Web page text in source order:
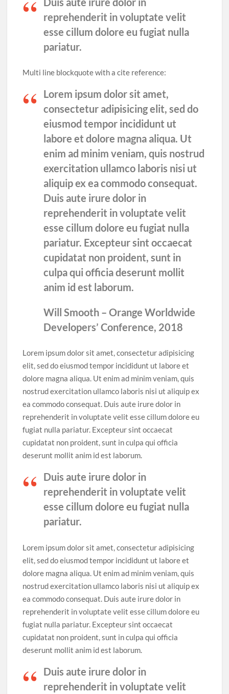
reprehenderit in voluptate velit
esse cillum dolore eu fugiat nulla
pariatur.
Multi line blockquote with a cite reference:
Lorem ipsum dolor sit amet,
consectetur adipisicing elit, sed do
eiusmod tempor incididunt ut
labore et dolore magna aliqua. Ut
enim ad minim veniam, quis nostrud
exercitation ullamco laboris nisi ut
aliquip ex ea commodo consequat.
Duis aute irure dolor in
reprehenderit in voluptate velit
esse cillum dolore eu fugiat nulla
pariatur. Excepteur sint occaecat
cupidatat non proident, sunt in
culpa qui officia deserunt mollit
anim id est laborum.
Will Smooth – Orange Worldwide
Developers’ Conference, 2018
Lorem ipsum dolor sit amet, consectetur adipisicing
elit, sed do eiusmod tempor incididunt ut labore et
dolore magna aliqua. Ut enim ad minim veniam, quis
nostrud exercitation ullamco laboris nisi ut aliquip ex
ea commodo consequat. Duis aute irure dolor in
reprehenderit in voluptate velit esse cillum dolore eu
fugiat nulla pariatur. Excepteur sint occaecat
cupidatat non proident, sunt in culpa qui officia
deserunt mollit anim id est laborum.
Duis aute irure dolor in
reprehenderit in voluptate velit
esse cillum dolore eu fugiat nulla
pariatur.
Lorem ipsum dolor sit amet, consectetur adipisicing
elit, sed do eiusmod tempor incididunt ut labore et
dolore magna aliqua. Ut enim ad minim veniam, quis
nostrud exercitation ullamco laboris nisi ut aliquip ex
ea commodo consequat. Duis aute irure dolor in
reprehenderit in voluptate velit esse cillum dolore eu
fugiat nulla pariatur. Excepteur sint occaecat
cupidatat non proident, sunt in culpa qui officia
deserunt mollit anim id est laborum.
Duis aute irure dolor in
reprehenderit in voluptate velit